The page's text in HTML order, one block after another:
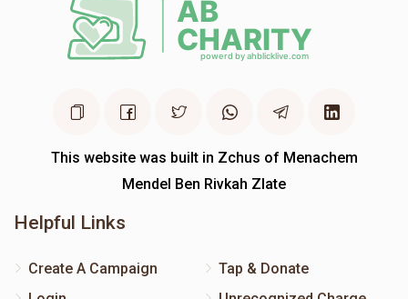
This website was built in Zchus of Menachem
Mendel Ben Rivkah Zlate
Helpful Links
Create A Campaign
Tap & Donate